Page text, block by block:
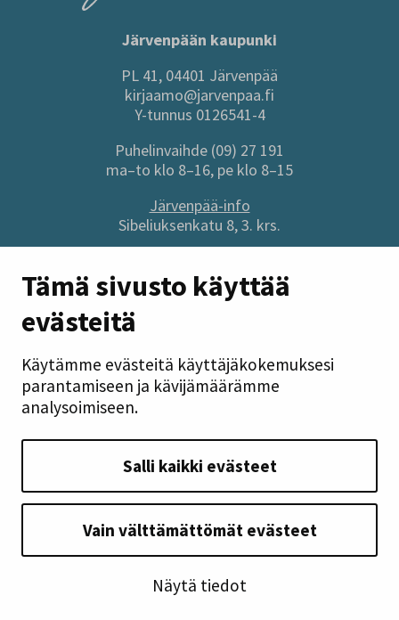
Tämä sivusto käyttää
evästeitä
Käytämme evästeitä käyttäjäkokemuksesi
parantamiseen ja kävijämäärämme
analysoimiseen.
Salli kaikki evästeet
Vain välttämättömät evästeet
Näytä tiedot
Järvenpään kaupunki
PL 41, 04401 Järvenpää
kirjaamo@jarvenpaa.fi
Y-tunnus 0126541-4
Puhelinvaihde (09) 27 191
ma–to klo 8–16, pe klo 8–15
Järvenpää-info
Sibeliuksenkatu 8, 3. krs.
Sivuston pikalinkit
Anna palautetta
Tilaa uutiskirje
Tietosuoja
Takaisin ylös
Seuraa meitä